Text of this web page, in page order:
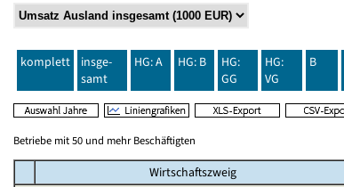
komplett
insge-
samt
HG: A HG: B
HG:
GG
HG:
VG
B
Betriebe mit 50 und mehr Beschäftigten
Wirtschaftszweig